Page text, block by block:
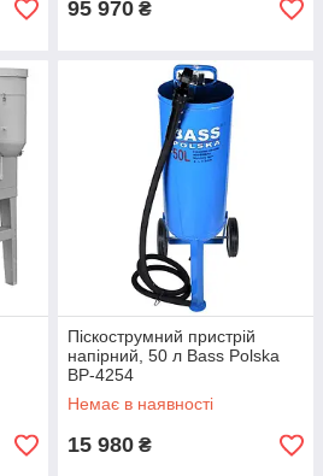
95 970 ₴
Піскострумний пристрій
напірний, 50 л Bass Polska
BP-4254
Немає в наявності
15 980 ₴